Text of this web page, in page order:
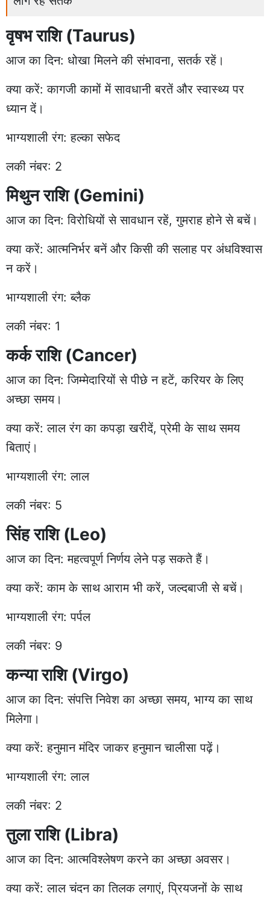
वृषभ राशि (Taurus)
आज का दिन: धोखा मिलने की संभावना, सतर्क रहें।
क्या करें: कागजी कामों में सावधानी बरतें और स्वास्थ्य पर
ध्यान दें।
भाग्यशाली रंग: हल्का सफेद
लकी नंबर: 2
मिथुन राशि (Gemini)
आज का दिन: विरोधियों से सावधान रहें, गुमराह होने से बचें।
क्या करें: आत्मनिर्भर बनें और किसी की सलाह पर अंधविश्वास
न करें।
भाग्यशाली रंग: ब्लैक
लकी नंबर: 1
कर्क राशि (Cancer)
आज का दिन: जिम्मेदारियों से पीछे न हटें, करियर के लिए
अच्छा समय।
क्या करें: लाल रंग का कपड़ा खरीदें, प्रेमी के साथ समय
बिताएं।
भाग्यशाली रंग: लाल
लकी नंबर: 5
सिंह राशि (Leo)
आज का दिन: महत्वपूर्ण निर्णय लेने पड़ सकते हैं।
क्या करें: काम के साथ आराम भी करें, जल्दबाजी से बचें।
भाग्यशाली रंग: पर्पल
लकी नंबर: 9
कन्या राशि (Virgo)
आज का दिन: संपत्ति निवेश का अच्छा समय, भाग्य का साथ
मिलेगा।
क्या करें: हनुमान मंदिर जाकर हनुमान चालीसा पढ़ें।
भाग्यशाली रंग: लाल
लकी नंबर: 2
तुला राशि (Libra)
आज का दिन: आत्मविश्लेषण करने का अच्छा अवसर।
क्या करें: लाल चंदन का तिलक लगाएं, प्रियजनों के साथ